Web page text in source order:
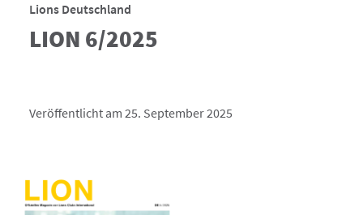
Lions Deutschland
LION 6/2025
Veröffentlicht am 25. September 2025